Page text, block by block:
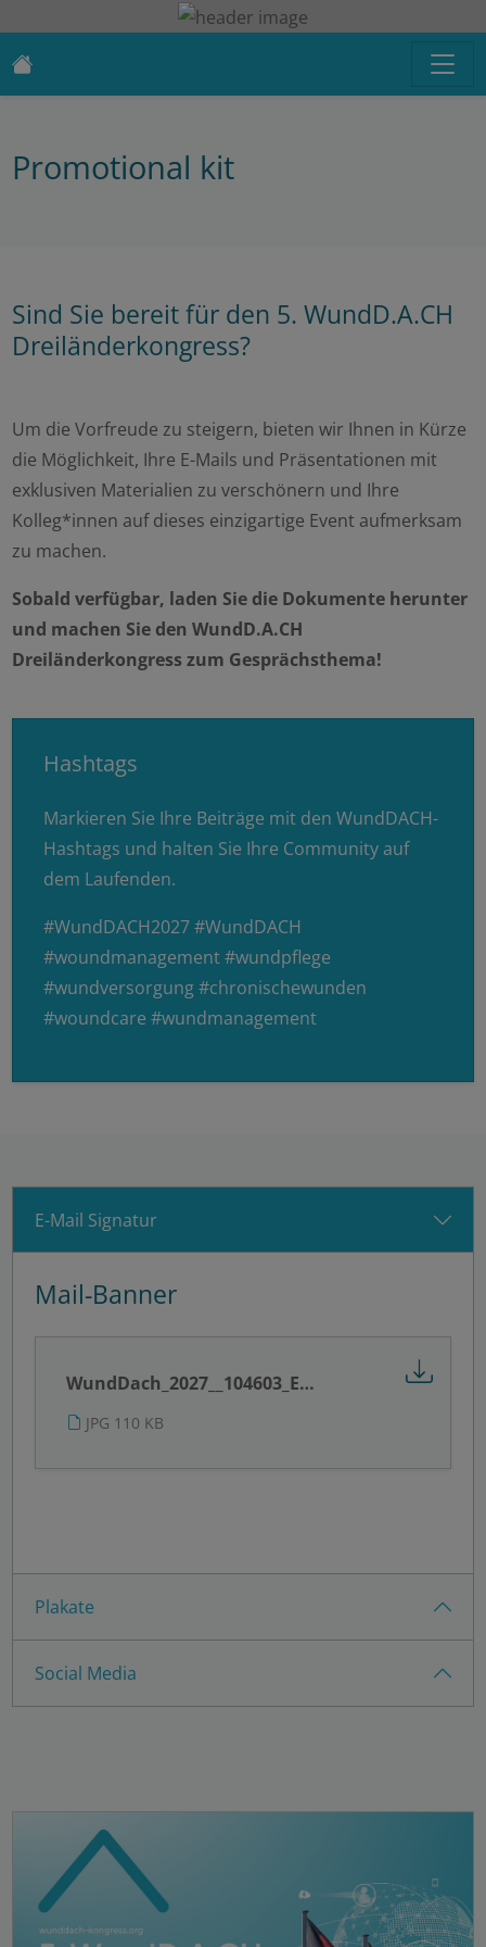
Promotional kit
Sind Sie bereit für den 5. WundD.A.CH
Dreiländerkongress?
Um die Vorfreude zu steigern, bieten wir Ihnen in Kürze
die Möglichkeit, Ihre E-Mails und Präsentationen mit
exklusiven Materialien zu verschönern und Ihre
Kolleg*innen auf dieses einzigartige Event aufmerksam
zu machen.
Sobald verfügbar, laden Sie die Dokumente herunter
und machen Sie den WundD.A.CH
Dreiländerkongress zum Gesprächsthema!
Hashtags
Markieren Sie Ihre Beiträge mit den WundDACH-
Hashtags und halten Sie Ihre Community auf
dem Laufenden.
#WundDACH2027 #WundDACH
#woundmanagement #wundpflege
#wundversorgung #chronischewunden
#woundcare #wundmanagement
E-Mail Signatur
Mail-Banner
WundDach_2027__104603_E-Mail-Banner_700_x_150_px_vom_14.11.2025.jpg
JPG 110 KB
Plakate
Social Media